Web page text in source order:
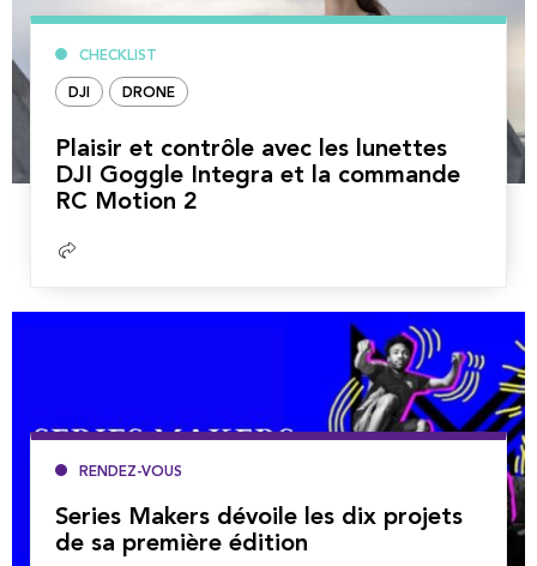
CHECKLIST
DJI DRONE
Plaisir et contrôle avec les lunettes
DJI Goggle Integra et la commande
RC Motion 2
Lire
RENDEZ-VOUS
Series Makers dévoile les dix projets
de sa première édition